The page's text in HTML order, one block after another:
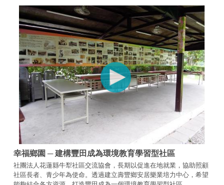
幸福鄉園 ─ 建構豐田成為環境教育學習型社區
社團法人花蓮縣牛犁社區交流協會，長期以促進在地就業，協助照顧
社區長者、青少年為使命。透過建立壽豐鄉安居樂業培力中心，希望